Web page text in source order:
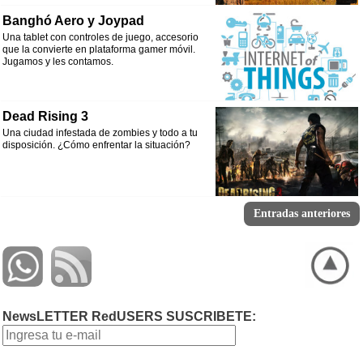
Banghó Aero y Joypad
Una tablet con controles de juego, accesorio
que la convierte en plataforma gamer móvil.
Jugamos y les contamos.
Dead Rising 3
Una ciudad infestada de zombies y todo a tu
disposición. ¿Cómo enfrentar la situación?
Entradas anteriores
NewsLETTER RedUSERS SUSCRIBETE: